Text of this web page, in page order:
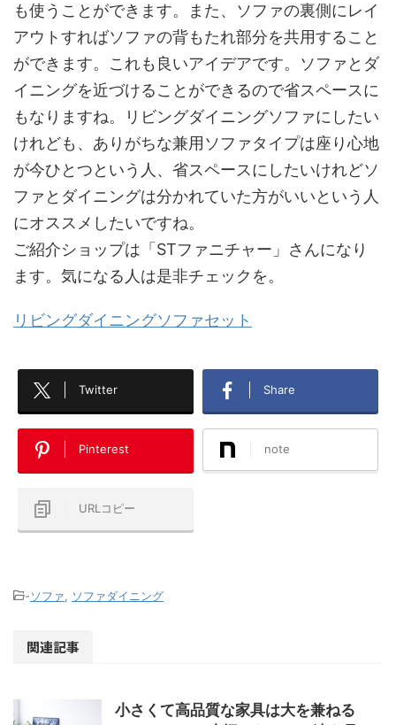
も使うことができます。また、ソファの裏側にレイ
アウトすればソファの背もたれ部分を共用すること
ができます。これも良いアイデアです。ソファとダ
イニングを近づけることができるので省スペースに
もなりますね。リビングダイニングソファにしたい
けれども、ありがちな兼用ソファタイプは座り心地
が今ひとつという人、省スペースにしたいけれどソ
ファとダイニングは分かれていた方がいいという人
にオススメしたいですね。
ご紹介ショップは「STファニチャー」さんになり
ます。気になる人は是非チェックを。
リビングダイニングソファセット
Twitter Share
Pinterest note
URLコピー
-ソファ ソファダイニング
関連記事
小さくて高品質な家具は大を兼ねる